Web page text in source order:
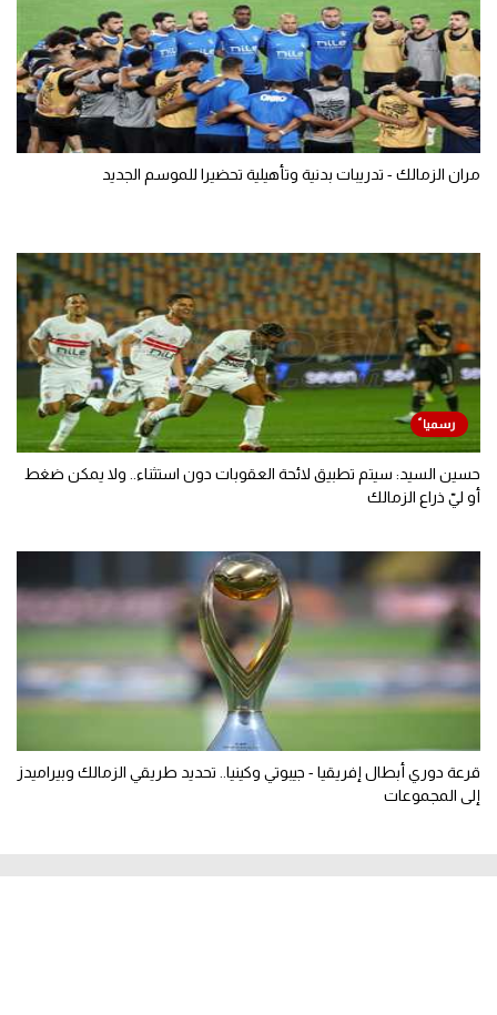
مران الزمالك - تدريبات بدنية وتأهيلية تحضيرا للموسم الجديد
حسين السيد: سيتم تطبيق لائحة العقوبات دون استثناء.. ولا يمكن ضغط
أو ليّ ذراع الزمالك
قرعة دوري أبطال إفريقيا - جيبوتي وكينيا.. تحديد طريقي الزمالك وبيراميدز
إلى المجموعات